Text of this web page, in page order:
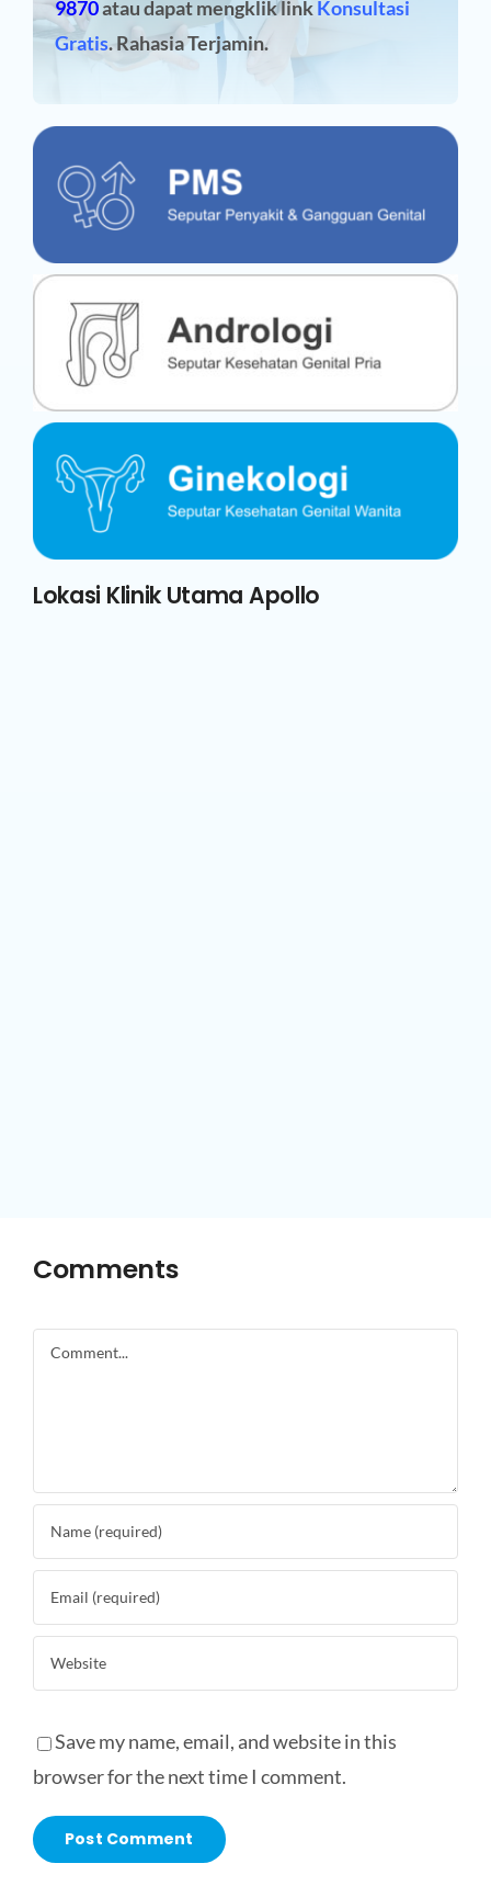
9870atau dapat mengklik linkKonsultasi
Gratis. Rahasia Terjamin.
Lokasi Klinik Utama Apollo
Comments
Comment
Save my name, email, and website in this
browser for the next time I comment.